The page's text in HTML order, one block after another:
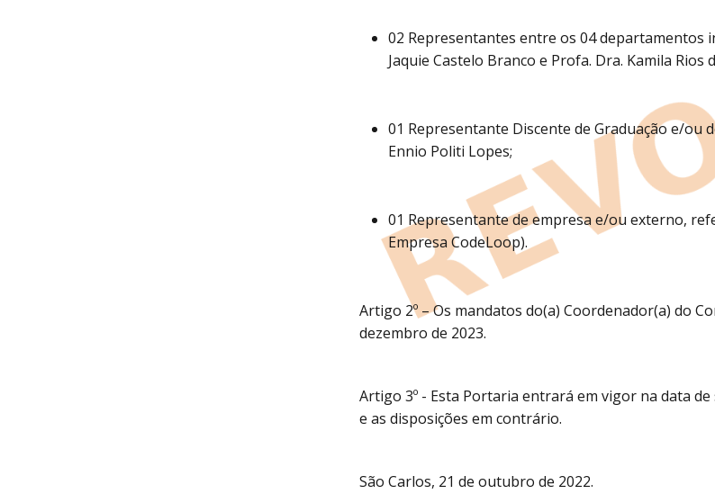
02 Representantes entre os 04 departamentos
Jaquie Castelo Branco e Profa. Dra. Kamila Rios
01 Representante Discente de Graduação e/ou
Ennio Politi Lopes;
01 Representante de empresa e/ou externo,
Empresa CodeLoop).
Artigo 2º – Os mandatos do(a) Coordenador(a) do
dezembro de 2023.
Artigo 3º - Esta Portaria entrará em vigor na data
e as disposições em contrário.
São Carlos, 21 de outubro de 2022.